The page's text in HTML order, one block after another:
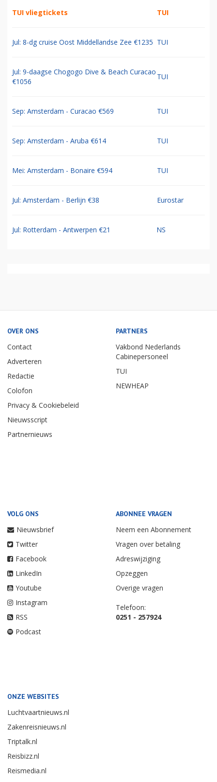
TUI vliegtickets TUI
Jul: 8-dg cruise Oost Middellandse Zee €1235 TUI
Jul: 9-daagse Chogogo Dive & Beach Curacao
€1056
TUI
Sep: Amsterdam - Curacao €569 TUI
Sep: Amsterdam - Aruba €614 TUI
Mei: Amsterdam - Bonaire €594 TUI
Jul: Amsterdam - Berlijn €38 Eurostar
Jul: Rotterdam - Antwerpen €21 NS
OVER ONS
Contact
Adverteren
Redactie
Colofon
Privacy & Cookiebeleid
Nieuwsscript
Partnernieuws
PARTNERS
Vakbond Nederlands
Cabinepersoneel
TUI
NEWHEAP
VOLG ONS
Nieuwsbrief
Twitter
Facebook
LinkedIn
Youtube
Instagram
RSS
Podcast
ABONNEE VRAGEN
Neem een Abonnement
Vragen over betaling
Adreswijziging
Opzeggen
Overige vragen
Telefoon:
0251 - 257924
ONZE WEBSITES
Luchtvaartnieuws.nl
Zakenreisnieuws.nl
Triptalk.nl
Reisbizz.nl
Reismedia.nl